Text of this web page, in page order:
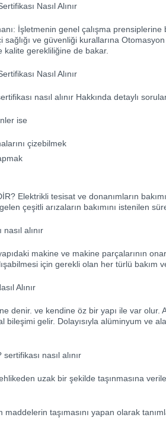
Nasıl Alınır
İşletmenin genel çalışma
ve güvenliği kurallarına Otomasyon
gerekliliğine de bakar.
Nasıl Alınır
nasıl alınır Hakkında detaylı
ise
çizebilmek
Elektrikli tesisat ve donanımların
çeşitli arızaların bakımını istenilen
alınır
makine ve makine parçalarının
için gerekli olan her türlü bakım
Alınır
denir. ve kendine öz bir yapı ile var olur.
bileşimi gelir. Dolayısıyla alüminyum ve
nasıl alınır
uzak bir şekilde taşınmasına
maddelerin taşımasını yapan olarak